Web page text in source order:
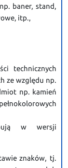
baner, stand,
itp.,
technicznych
ze względu np.
np. kamień
w wersji
znaków, tj.